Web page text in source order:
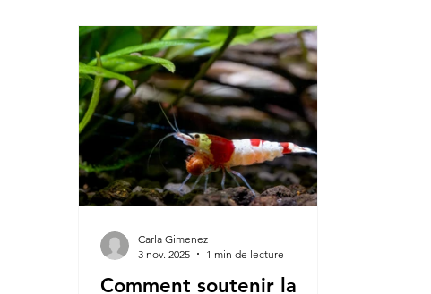
Comment soutenir la
Carla Gimenez
3 nov. 2025
1 min de lecture